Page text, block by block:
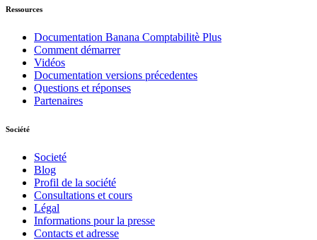
Ressources
Documentation Banana Comptabilitè Plus
Comment démarrer
Vidéos
Documentation versions précedentes
Questions et réponses
Partenaires
Société
Societé
Blog
Profil de la société
Consultations et cours
Légal
Informations pour la presse
Contacts et adresse